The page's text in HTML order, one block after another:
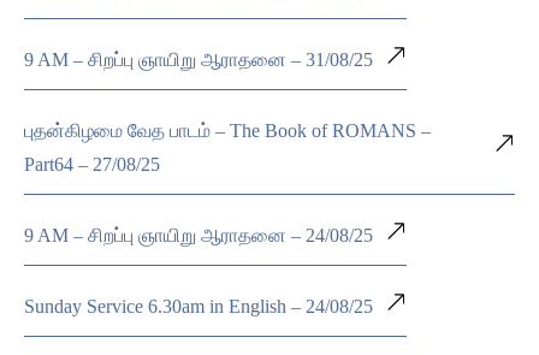
9 AM – சிறப்பு ஞாயிறு ஆராதனை – 31/08/25
புதன்கிழமை வேத பாடம் – The Book of ROMANS –
Part64 – 27/08/25
9 AM – சிறப்பு ஞாயிறு ஆராதனை – 24/08/25
Sunday Service 6.30am in English – 24/08/25